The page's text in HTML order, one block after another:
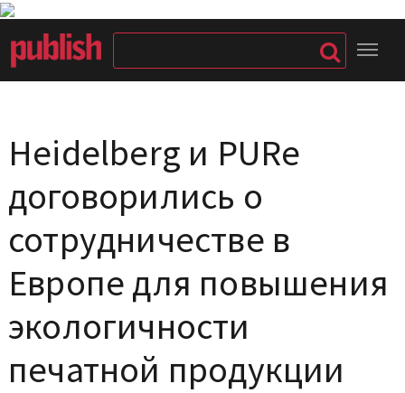
Heidelberg и PURe
договорились о
сотрудничестве в
Европе для повышения
экологичности
печатной продукции